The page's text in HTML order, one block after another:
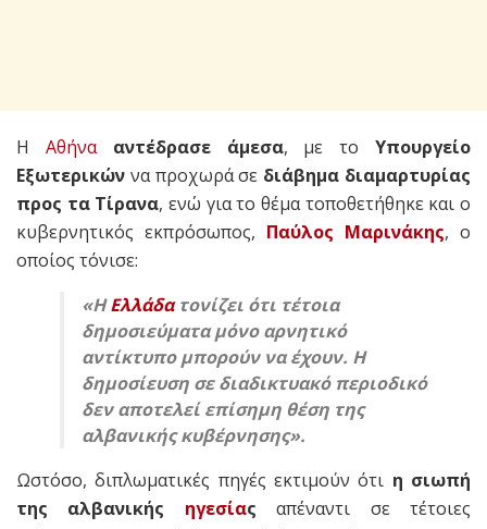
Η Αθήνα αντέδρασε άμεσα, με τοΥπουργείο
Εξωτερικών να προχωρά σε διάβημα διαμαρτυρίας
προς τα Τίρανα, ενώ για το θέμα τοποθετήθηκε και ο
κυβερνητικός εκπρόσωπος, Παύλος Μαρινάκης, ο
οποίος τόνισε:
«ΗΕλλάδατονίζει ότι τέτοια
δημοσιεύματα μόνο αρνητικό
αντίκτυπο μπορούν να έχουν. Η
δημοσίευση σε διαδικτυακό περιοδικό
δεν αποτελεί επίσημη θέση της
αλβανικής κυβέρνησης».
Ωστόσο, διπλωματικές πηγές εκτιμούν ότι η σιωπή
της αλβανικής ηγεσίας απέναντι σε τέτοιες